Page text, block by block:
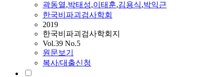
곽동열,박태성,이태훈,김용식,박익근
한국비파괴검사학회
2019
한국비파괴검사학회지
Vol.39 No.5
원문보기
복사/대출신청